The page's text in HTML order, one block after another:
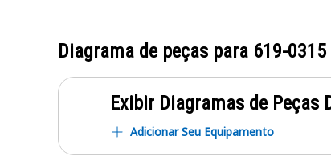
Diagrama de peças para 619-0315
Exibir Diagramas de Peças
Adicionar Seu Equipamento